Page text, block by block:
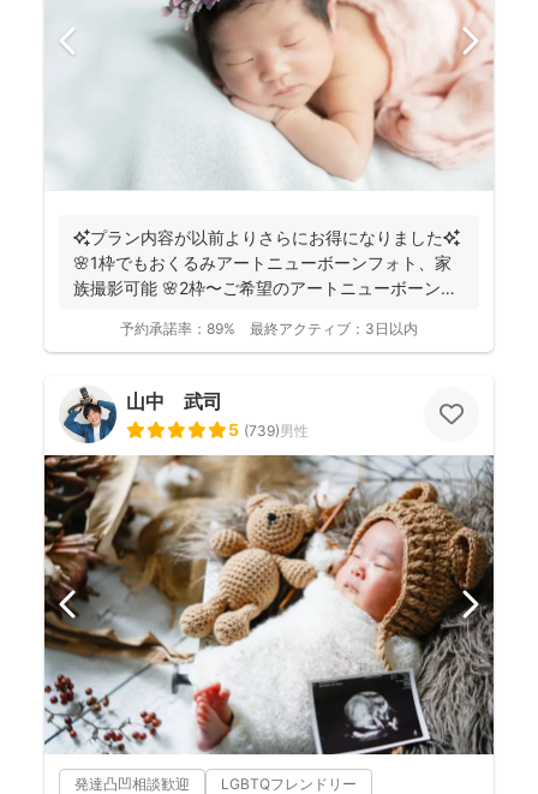
✨プラン内容が以前よりさらにお得になりました✨
🌸1枠でもおくるみアートニューボーンフォト、家
族撮影可能 🌸2枠〜ご希望のアートニューボーンフ
予約承諾率： 89% 最終アクティブ： 3日以内
山中 武司
5 (739)男性
発達凸凹相談歓迎 LGBTQフレンドリー